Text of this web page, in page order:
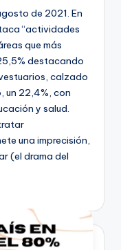
de 2021. En
“actividades
que más
destacando
calzado
un 22,4%, con
y salud.
una imprecisión,
(el drama del